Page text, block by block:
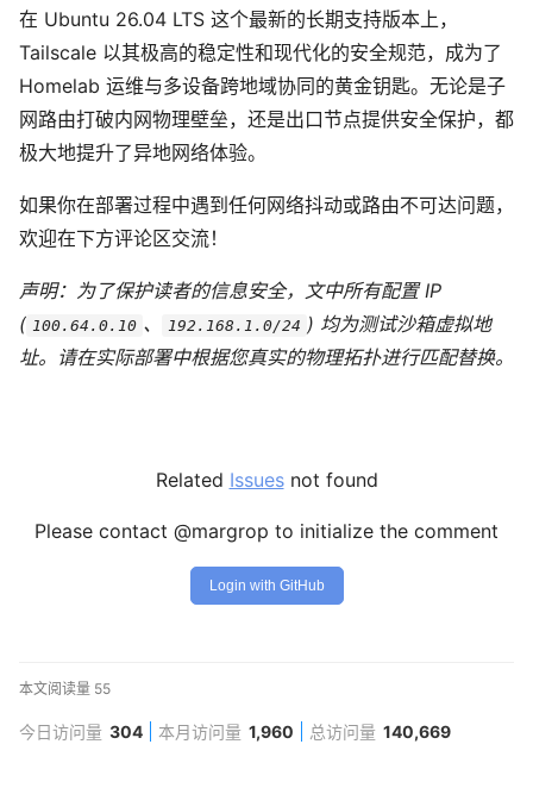
在 Ubuntu 26.04 LTS 这个最新的长期支持版本上，
Tailscale 以其极高的稳定性和现代化的安全规范，成为了
Homelab 运维与多设备跨地域协同的黄金钥匙。无论是子
网路由打破内网物理壁垒，还是出口节点提供安全保护，都
极大地提升了异地网络体验。
如果你在部署过程中遇到任何网络抖动或路由不可达问题，
欢迎在下方评论区交流！
声明：为了保护读者的信息安全，文中所有配置 IP
( 100.64.0.10 、 192.168.1.0/24 ) 均为测试沙箱虚拟地
址。请在实际部署中根据您真实的物理拓扑进行匹配替换。
Related Issuesnot found
Please contact @margrop to initialize the comment
Login with GitHub
本文阅读量 55
今日访问量 304 本月访问量 1,960 总访问量 140,669